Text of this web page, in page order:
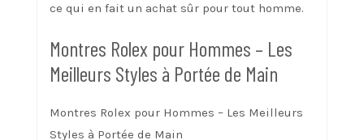
ce qui en fait un achat sûr pour tout homme.
Montres Rolex pour Hommes – Les
Meilleurs Styles à Portée de Main
Montres Rolex pour Hommes – Les Meilleurs
Styles à Portée de Main